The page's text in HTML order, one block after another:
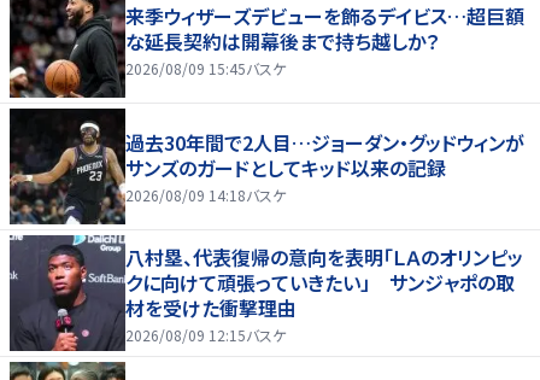
来季ウィザーズデビューを飾るデイビス…超巨額
な延長契約は開幕後まで持ち越しか？
2026/08/09 15:45バスケ
過去30年間で2人目…ジョーダン・グッドウィンが
サンズのガードとしてキッド以来の記録
2026/08/09 14:18バスケ
八村塁、代表復帰の意向を表明「ＬＡのオリンピッ
クに向けて頑張っていきたい」 サンジャポの取
材を受けた衝撃理由
2026/08/09 12:15バスケ